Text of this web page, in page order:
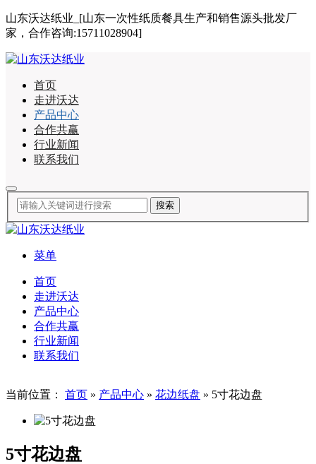
山东沃达纸业_[山东一次性纸质餐具生产和销售源头批发厂
家，合作咨询:15711028904]
首页
走进沃达
产品中心
合作共赢
行业新闻
联系我们
菜单
首页
走进沃达
产品中心
合作共赢
行业新闻
联系我们
当前位置： 首页 » 产品中心 » 花边纸盘 » 5寸花边盘
5寸花边盘